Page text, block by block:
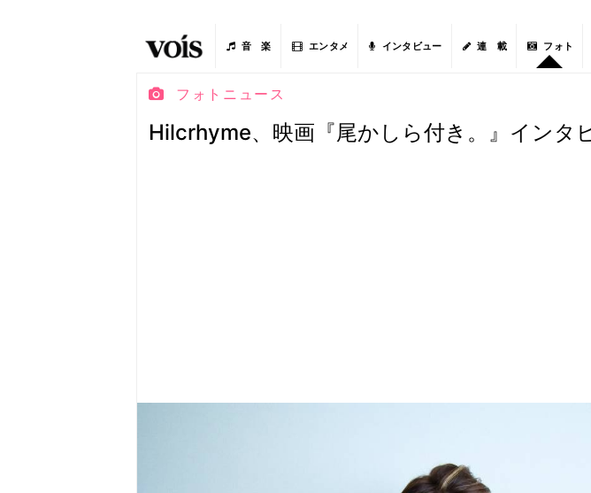
音 楽 エンタメ インタビュー 連 載 フォト
フォトニュース
Hilcrhyme、映画『尾かしら付き。』インタ